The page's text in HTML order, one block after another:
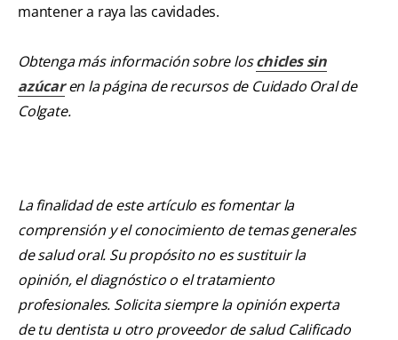
mantener a raya las cavidades.
Obtenga más información sobre loschicles sin
azúcaren la página de recursos de Cuidado Oral de
Colgate.
La finalidad de este artículo es fomentar la
comprensión y el conocimiento de temas generales
de salud oral. Su propósito no es sustituir la
opinión, el diagnóstico o el tratamiento
profesionales. Solicita siempre la opinión experta
de tu dentista u otro proveedor de salud Calificado